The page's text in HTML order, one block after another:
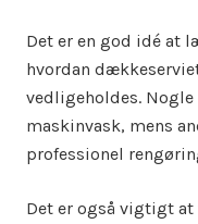
Det er en god idé at
hvordan
vedligeholdes.
maskinvask, mens
professionel
Det er også vigtigt